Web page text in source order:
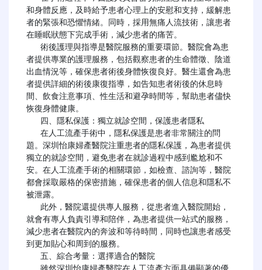
和身體反應，及時給予患者心理上的安慰和支持，緩解患
者的緊張和恐懼情緒。同時，採用無痛人流技術，讓患者
在睡眠狀態下完成手術，減少患者的痛苦。
者提供專業的護理服務，包括觀察患者的生命體徵、陰道
出血情況等，確保患者術後身體恢復良好。醫生還會為患
者提供詳細的術後康復指導，如告知患者術後的休息時
間、飲食注意事項、性生活和避孕時間等，幫助患者儘快
恢復身體健康。
題。深圳怡康婦產醫院注重患者的隱私保護，為患者提供
獨立的就診空間，避免患者在就診過程中感到尷尬和不
安。在人工流產手術的相關環節，如檢查、諮詢等，醫院
都會採取嚴格的保密措施，確保患者的個人信息和隱私不
被泄露。
就會有專人負責引導和陪伴，為患者提供一站式的服務，
減少患者在醫院內的奔波和等待時間，同時也讓患者感受
到更加貼心和周到的服務。